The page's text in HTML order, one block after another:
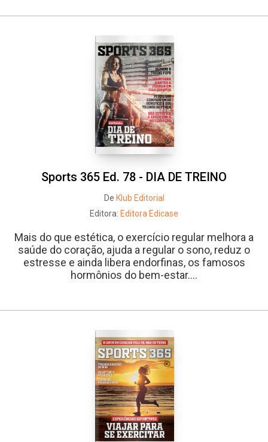
Sports 365 Ed. 78 - DIA DE TREINO
De Klub Editorial
Editora: Editora Edicase
Mais do que estética, o exercício regular melhora a
saúde do coração, ajuda a regular o sono, reduz o
estresse e ainda libera endorfinas, os famosos
hormônios do bem-estar....
Facebook Twitter